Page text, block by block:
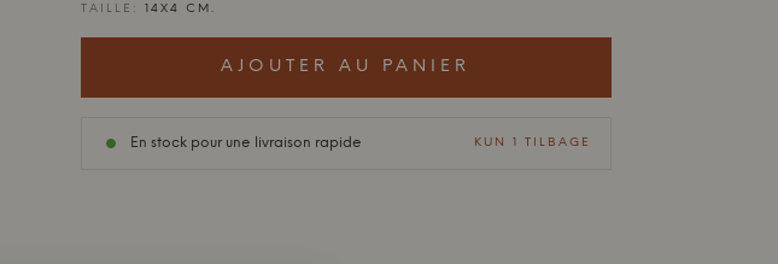
TAILLE: 14X4 CM.
AJOUTER AU PANIER
En stock pour une livraison rapide KUN 1 TILBAGE